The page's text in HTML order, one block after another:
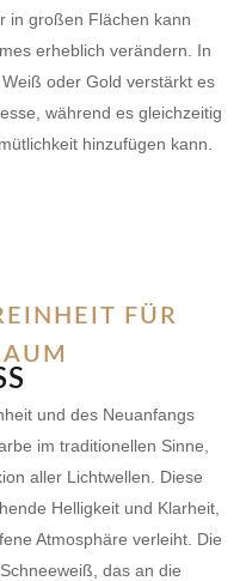
in großen Flächen kann
erheblich verändern. In
oder Gold verstärkt es
während es gleichzeitig
hinzufügen kann.
FÜR
und des Neuanfangs
im traditionellen Sinne,
aller Lichtwellen. Diese
Helligkeit und Klarheit,
Atmosphäre verleiht. Die
das an die